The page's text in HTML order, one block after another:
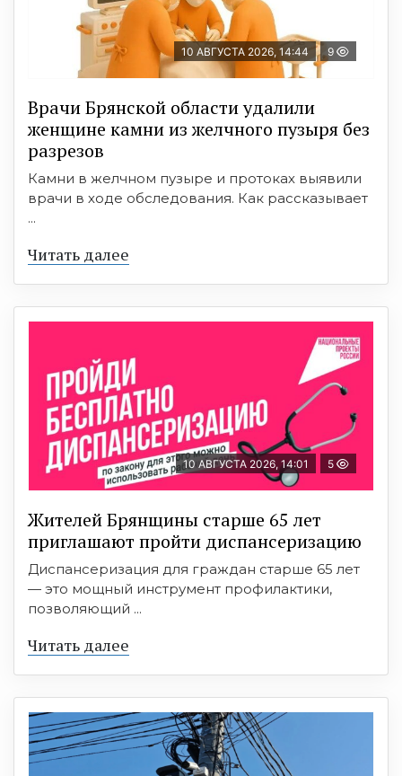
10 АВГУСТА 2026, 14:44 9
Врачи Брянской области удалили
женщине камни из желчного пузыря без
разрезов
Камни в желчном пузыре и протоках выявили
врачи в ходе обследования. Как рассказывает
...
Читать далее
10 АВГУСТА 2026, 14:01 5
Жителей Брянщины старше 65 лет
приглашают пройти диспансеризацию
Диспансеризация для граждан старше 65 лет
— это мощный инструмент профилактики,
позволяющий ...
Читать далее